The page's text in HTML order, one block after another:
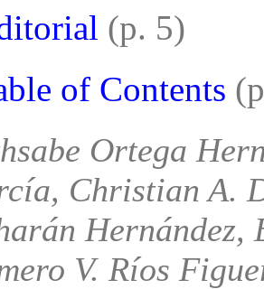
(p. 5)
of Contents
Ortega
Christian A.
V. Ríos